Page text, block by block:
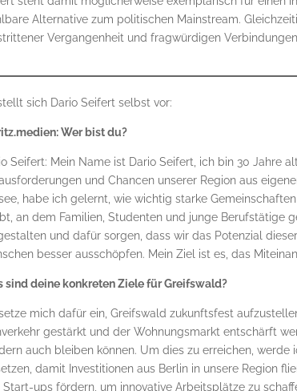
Alternative zum politischen Mainstream.
Vergangenheit und fragwürdigen
sich Dario Seifert selbst vor:
Wer bist du?
Seifert: Mein Name ist Dario Seifert, ich bin 30 Jahre
und Chancen unserer Region aus
habe ich gelernt, wie wichtig starke
an dem Familien, Studenten und junge Berufstätige
und dafür sorgen, dass wir das Potenzial
besser ausschöpfen. Mein Ziel ist es, das
sind deine konkreten Ziele für Greifswald?
mich dafür ein, Greifswald zukunftsfest
gestärkt und der Wohnungsmarkt entschärft
auch bleiben können. Um dies zu erreichen,
damit Investitionen aus Berlin in unsere Region
Start-ups fördern, um innovative Arbeitsplätze zu